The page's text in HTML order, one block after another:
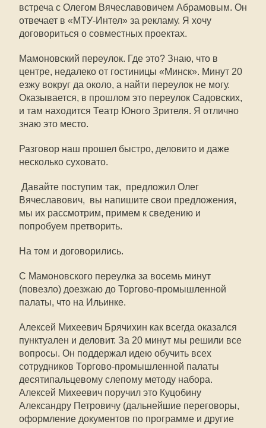
встреча с Олегом Вячеславовичем Абрамовым. Он
отвечает в «МТУ-Интел» за рекламу. Я хочу
договориться о совместных проектах.
Мамоновский переулок. Где это? Знаю, что в
центре, недалеко от гостиницы «Минск». Минут 20
езжу вокруг да около, а найти переулок не могу.
Оказывается, в прошлом это переулок Садовских,
и там находится Театр Юного Зрителя. Я отлично
знаю это место.
Разговор наш прошел быстро, деловито и даже
несколько суховато.
 Давайте поступим так,  предложил Олег
Вячеславович,  вы напишите свои предложения,
мы их рассмотрим, примем к сведению и
попробуем претворить.
На том и договорились.
С Мамоновского переулка за восемь минут
(повезло) доезжаю до Торгово-промышленной
палаты, что на Ильинке.
Алексей Михеевич Брячихин как всегда оказался
пунктуален и деловит. За 20 минут мы решили все
вопросы. Он поддержал идею обучить всех
сотрудников Торгово-промышленной палаты
десятипальцевому слепому методу набора.
Алексей Михеевич поручил это Куцобину
Александру Петровичу (дальнейшие переговоры,
оформление документов по программе и другие